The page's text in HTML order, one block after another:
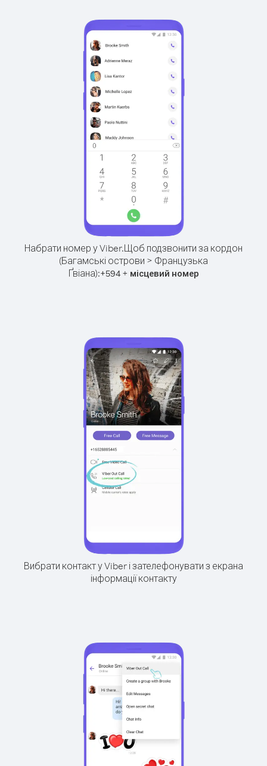
Набрати номер у Viber.Щоб подзвонити за кордон
(Багамські острови > Французька
Ґвіана):+594+ місцевий номер
Вибрати контакт у Viber і зателефонувати з екрана
інформації контакту